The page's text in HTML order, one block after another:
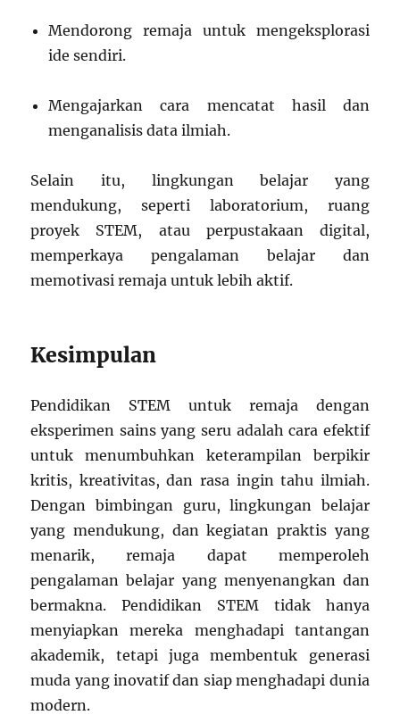
Mendorong remaja untuk mengeksplorasi
ide sendiri.
Mengajarkan cara mencatat hasil dan
menganalisis data ilmiah.
Selain itu, lingkungan belajar yang
mendukung, seperti laboratorium, ruang
proyek STEM, atau perpustakaan digital,
memperkaya pengalaman belajar dan
memotivasi remaja untuk lebih aktif.
Kesimpulan
Pendidikan STEM untuk remaja dengan
eksperimen sains yang seru adalah cara efektif
untuk menumbuhkan keterampilan berpikir
kritis, kreativitas, dan rasa ingin tahu ilmiah.
Dengan bimbingan guru, lingkungan belajar
yang mendukung, dan kegiatan praktis yang
menarik, remaja dapat memperoleh
pengalaman belajar yang menyenangkan dan
bermakna. Pendidikan STEM tidak hanya
menyiapkan mereka menghadapi tantangan
akademik, tetapi juga membentuk generasi
muda yang inovatif dan siap menghadapi dunia
modern.